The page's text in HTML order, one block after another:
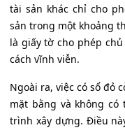
tài sản khác chỉ cho
sản trong một khoảng
là giấy tờ cho phép
cách vĩnh viễn.
Ngoài ra, việc có sổ đỏ
mặt bằng và không
trình xây dựng. Điều